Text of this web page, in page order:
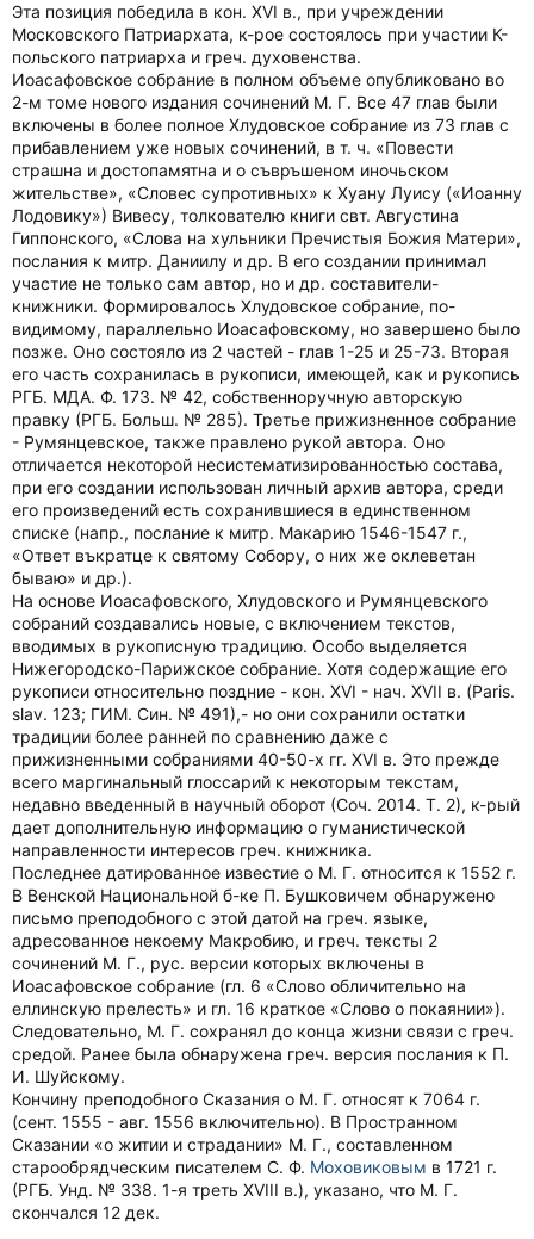
Эта позиция победила в кон. ХVI в., при учреждении
Московского Патриархата, к-рое состоялось при участии К-
польского патриарха и греч. духовенства.
Иоасафовское собрание в полном объеме опубликовано во
2-м томе нового издания сочинений М. Г. Все 47 глав были
включены в более полное Хлудовское собрание из 73 глав с
прибавлением уже новых сочинений, в т. ч. «Повести
страшна и достопамятна и о съвръшеном иночьском
жительстве», «Словес супротивных» к Хуану Луису («Иоанну
Лодовику») Вивесу, толкователю книги свт. Августина
Гиппонского, «Слова на хульники Пречистыя Божия Матери»,
послания к митр. Даниилу и др. В его создании принимал
участие не только сам автор, но и др. составители-
книжники. Формировалось Хлудовское собрание, по-
видимому, параллельно Иоасафовскому, но завершено было
позже. Оно состояло из 2 частей - глав 1-25 и 25-73. Вторая
его часть сохранилась в рукописи, имеющей, как и рукопись
РГБ. МДА. Ф. 173. № 42, собственноручную авторскую
правку (РГБ. Больш. № 285). Третье прижизненное собрание
- Румянцевское, также правлено рукой автора. Оно
отличается некоторой несистематизированностью состава,
при его создании использован личный архив автора, среди
его произведений есть сохранившиеся в единственном
списке (напр., послание к митр. Макарию 1546-1547 г.,
«Ответ въкратце к святому Собору, о них же оклеветан
бываю» и др.).
На основе Иоасафовского, Хлудовского и Румянцевского
собраний создавались новые, с включением текстов,
вводимых в рукописную традицию. Особо выделяется
Нижегородско-Парижское собрание. Хотя содержащие его
рукописи относительно поздние - кон. ХVI - нач. ХVII в. (Paris.
slav. 123; ГИМ. Син. № 491),- но они сохранили остатки
традиции более ранней по сравнению даже с
прижизненными собраниями 40-50-х гг. XVI в. Это прежде
всего маргинальный глоссарий к некоторым текстам,
недавно введенный в научный оборот (Соч. 2014. Т. 2), к-рый
дает дополнительную информацию о гуманистической
направленности интересов греч. книжника.
Последнее датированное известие о М. Г. относится к 1552 г.
В Венской Национальной б-ке П. Бушковичем обнаружено
письмо преподобного с этой датой на греч. языке,
адресованное некоему Макробию, и греч. тексты 2
сочинений М. Г., рус. версии которых включены в
Иоасафовское собрание (гл. 6 «Слово обличительно на
еллинскую прелесть» и гл. 16 краткое «Слово о покаянии»).
Следовательно, М. Г. сохранял до конца жизни связи с греч.
средой. Ранее была обнаружена греч. версия послания к П.
И. Шуйскому.
Кончину преподобного Сказания о М. Г. относят к 7064 г.
(сент. 1555 - авг. 1556 включительно). В Пространном
Сказании «о житии и страдании» М. Г., составленном
старообрядческим писателем С. Ф. Моховиковым в 1721 г.
(РГБ. Унд. № 338. 1-я треть XVIII в.), указано, что М. Г.
скончался 12 дек.